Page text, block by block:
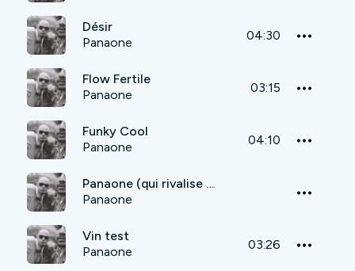
Désir
Panaone
04:30
Flow Fertile
Panaone
03:15
Funky Cool
Panaone
04:10
Panaone (qui rivalise vraiment...)
Panaone
Vin test
Panaone
03:26